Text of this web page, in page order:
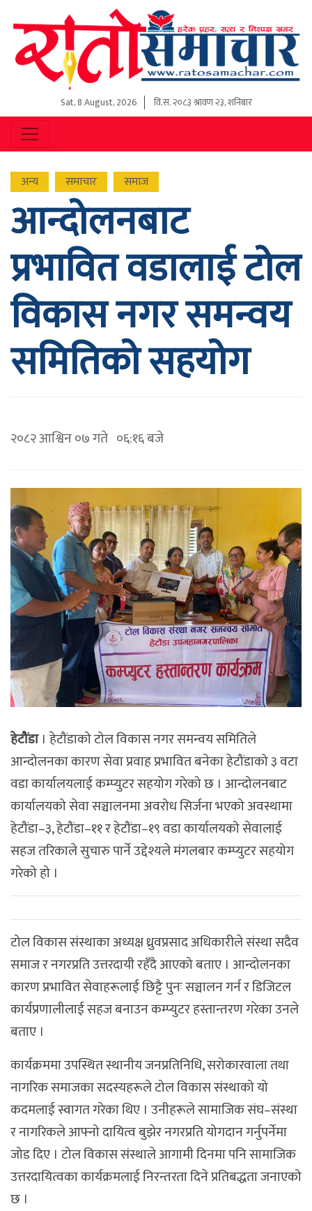
Sat, 8 August, 2026 वि.स.२०८३ श्रावण २३, शनिबार
अन्य समाचार समाज
आन्दोलनबाट
प्रभावित वडालाई टोल
विकास नगर समन्वय
समितिको सहयोग
२०८२ आश्विन ०७ गते ०६:१६ बजे
हेटौंडा। हेटौंडाको टोल विकास नगर समन्वय समितिले
आन्दोलनका कारण सेवा प्रवाह प्रभावित बनेका हेटौंडाको ३ वटा
वडा कार्यालयलाई कम्प्युटर सहयोग गरेको छ । आन्दोलनबाट
कार्यालयको सेवा सञ्चालनमा अवरोध सिर्जना भएको अवस्थामा
हेटौंडा–३, हेटौंडा–११ र हेटौंडा–१९ वडा कार्यालयको सेवालाई
सहज तरिकाले सुचारु पार्ने उद्देश्यले मंगलबार कम्प्युटर सहयोग
गरेको हो ।
टोल विकास संस्थाका अध्यक्ष ध्रुवप्रसाद अधिकारीले संस्था सदैव
समाज र नगरप्रति उत्तरदायी रहँदै आएको बताए । आन्दोलनका
कारण प्रभावित सेवाहरूलाई छिट्टै पुनः सञ्चालन गर्न र डिजिटल
कार्यप्रणालीलाई सहज बनाउन कम्प्युटर हस्तान्तरण गरेका उनले
बताए ।
कार्यक्रममा उपस्थित स्थानीय जनप्रतिनिधि, सरोकारवाला तथा
नागरिक समाजका सदस्यहरूले टोल विकास संस्थाको यो
कदमलाई स्वागत गरेका थिए । उनीहरूले सामाजिक संघ–संस्था
र नागरिकले आफ्नो दायित्व बुझेर नगरप्रति योगदान गर्नुपर्नेमा
जोड दिए । टोल विकास संस्थाले आगामी दिनमा पनि सामाजिक
उत्तरदायित्वका कार्यक्रमलाई निरन्तरता दिने प्रतिबद्धता जनाएको
छ ।